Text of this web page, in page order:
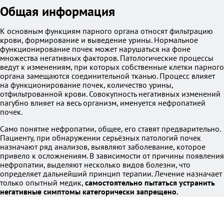
Общая информация
К основным функциям парного органа относят фильтрацию
крови, формирование и выведение урины. Нормальное
функционирование почек может нарушаться на фоне
множества негативных факторов. Патологические процессы
ведут к изменениям, при которых собственные клетки парного
органа замещаются соединительной тканью. Процесс влияет
на функционирование почек, количество урины,
отфильтрованной крови. Совокупность негативных изменений
пагубно влияет на весь организм, именуется нефропатией
почек.
Само понятие нефропатии, общее, его ставят предварительно.
Пациенту, при обнаружении серьёзных патологий почек
назначают ряд анализов, выявляют заболевание, которое
привело к осложнениям. В зависимости от причины появления
нефропатии, выделяют несколько видов болезни, что
определяет дальнейший принцип терапии. Лечение назначает
только опытный медик, самостоятельно пытаться устранить
негативные симптомы категорически запрещено.